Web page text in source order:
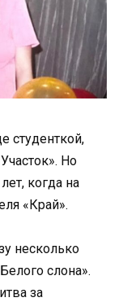
студенткой,
Но
когда на
«Край».
несколько
слона».
за